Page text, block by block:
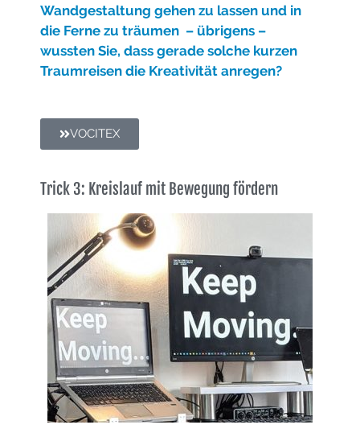
Wandgestaltung gehen zu lassen und in
die Ferne zu träumen – übrigens –
wussten Sie, dass gerade solche kurzen
Traumreisen die Kreativität anregen?
VOCITEX
Trick 3: Kreislauf mit Bewegung fördern